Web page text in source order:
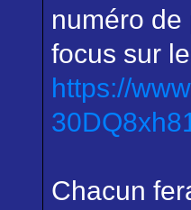
numéro
focus sur
https://
Chacun